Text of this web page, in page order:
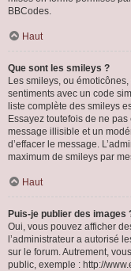
BBCodes.
Haut
Que sont les smileys ?
Les smileys, ou
sentiments avec un code
liste complète des smileys
Essayez toutefois de ne
message illisible et un
d’effacer le message.
maximum de smileys par
Haut
Puis-je publier des images
Oui, vous pouvez afficher
l’administrateur a autorisé
sur le forum. Autrement,
public, exemple : http://